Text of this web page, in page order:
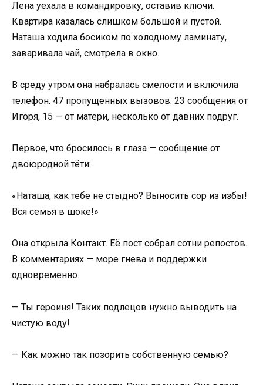
Лена уехала в командировку, оставив ключи.
Квартира казалась слишком большой и пустой.
Наташа ходила босиком по холодному ламинату,
заваривала чай, смотрела в окно.
В среду утром она набралась смелости и включила
телефон. 47 пропущенных вызовов. 23 сообщения от
Игоря, 15 — от матери, несколько от давних подруг.
Первое, что бросилось в глаза — сообщение от
двоюродной тёти:
«Наташа, как тебе не стыдно? Выносить сор из избы!
Вся семья в шоке!»
Она открыла Контакт. Её пост собрал сотни репостов.
В комментариях — море гнева и поддержки
одновременно.
— Ты героиня! Таких подлецов нужно выводить на
чистую воду!
— Как можно так позорить собственную семью?